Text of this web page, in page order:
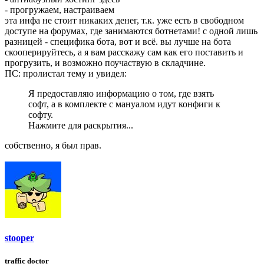
- прогружаем, настраиваем
эта инфа не стоит никаких денег, т.к. уже есть в свободном
доступе на форумах, где занимаются ботнетами! с одной лишь
разницей - специфика бота, вот и всё. вы лучше на бота
скооперируйтесь, а я вам расскажу сам как его поставить и
прогрузить, и возможно поучаствую в складчине.
ПС: пролистал тему и увидел:
Я предоставляю информацию о том, где взять
софт, а в комплекте с мануалом идут конфиги к
софту.
Нажмите для раскрытия...
собственно, я был прав.
stooper
traffic doctor